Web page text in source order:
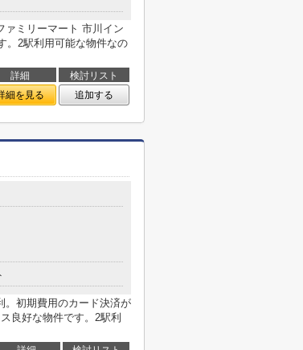
ァミリーマート 市川イン
。2駅利用可能な物件なの
詳細
検討リスト
細を見る 追加する
。初期費用のカード決済が
良好な物件です。2駅利